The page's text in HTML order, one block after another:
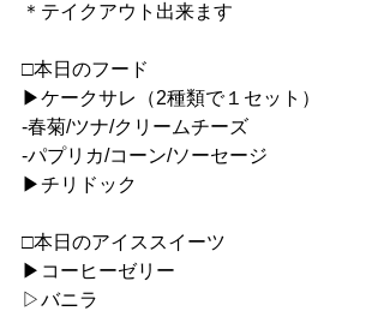
＊テイクアウト出来ます
□本日のフード
▶︎ケークサレ（2種類で１セット）
-春菊/ツナ/クリームチーズ
-パプリカ/コーン/ソーセージ
▶︎チリドック
□本日のアイススイーツ
▶︎コーヒーゼリー
▷バニラ